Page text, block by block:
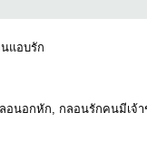
แอบรัก
อนอกหัก, กลอนรักคนมีเจ้า